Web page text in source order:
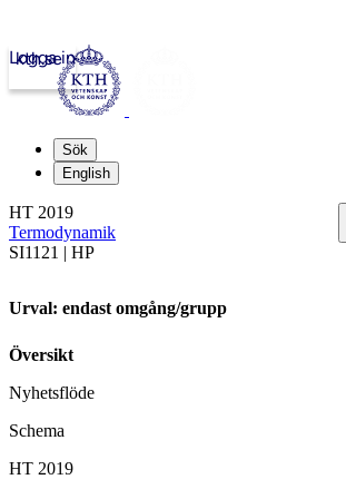
kth.se
Logga in
Sök
English
HT 2019
Termodynamik
SI1121 | HP
Urval: endast omgång/grupp
Översikt
Nyhetsflöde
Schema
HT 2019